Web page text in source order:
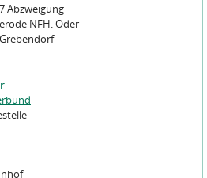
Abzweigung
NFH. Oder
–